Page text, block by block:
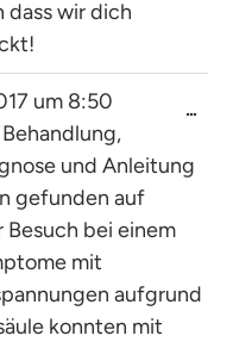
dass wir dich
um 8:50
und Anleitung
gefunden auf
Besuch bei einem
mit
aufgrund
konnten mit
...